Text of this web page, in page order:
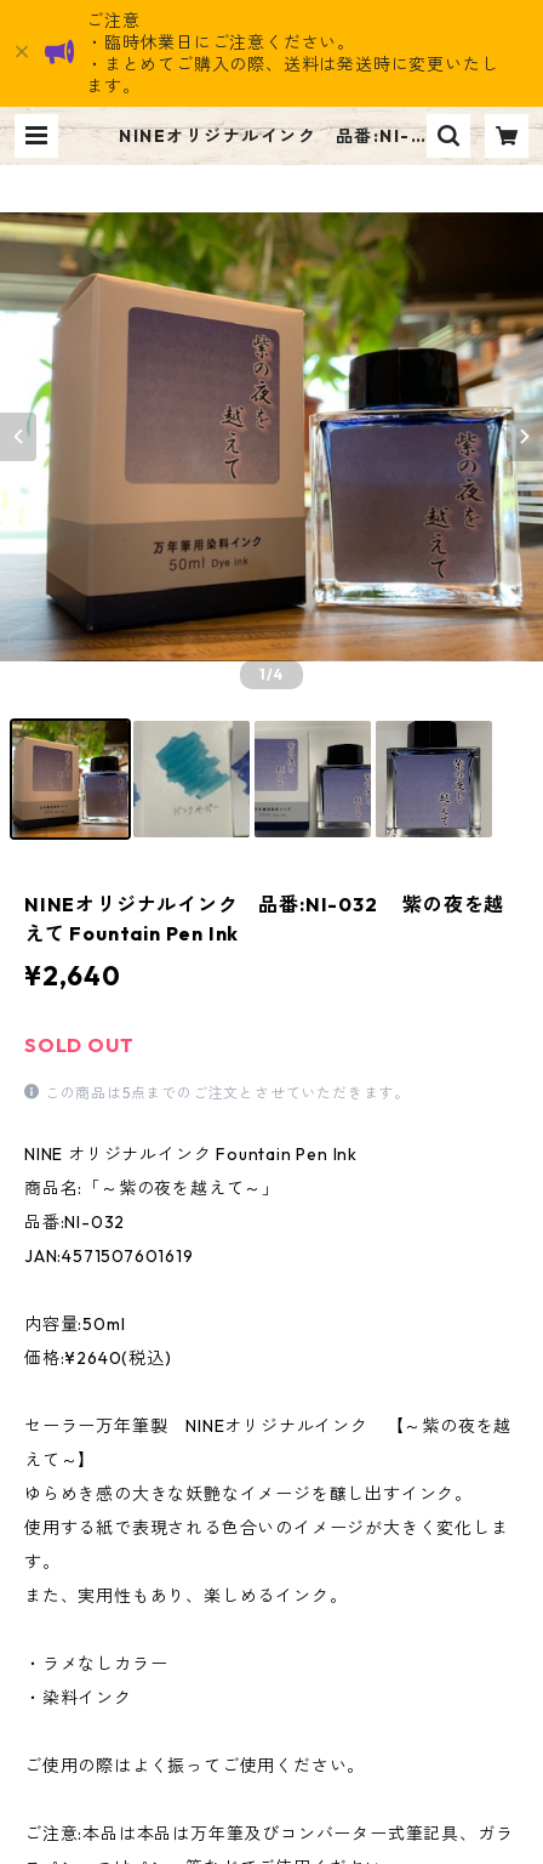
ご注意
・臨時休業日にご注意ください。
・まとめてご購入の際、送料は発送時に変更いたし
ます。
NINEオリジナルインク 品番:NI-0
32 紫の夜を越えて Fountain Pe
1/4
NINEオリジナルインク 品番:NI-032 紫の夜を越
えて Fountain Pen Ink
¥2,640
SOLD OUT
この商品は5点までのご注文とさせていただきます。
NINE オリジナルインク Fountain Pen Ink
商品名:「～紫の夜を越えて～」
品番:NI-032
JAN:4571507601619
内容量:50ml
価格:¥2640(税込)
セーラー万年筆製 NINEオリジナルインク 【～紫の夜を越
えて～】
ゆらめき感の大きな妖艶なイメージを醸し出すインク。
使用する紙で表現される色合いのイメージが大きく変化しま
す。
また、実用性もあり、楽しめるインク。
・ラメなしカラー
・染料インク
ご使用の際はよく振ってご使用ください。
ご注意:本品は本品は万年筆及びコンバーター式筆記具、ガラ